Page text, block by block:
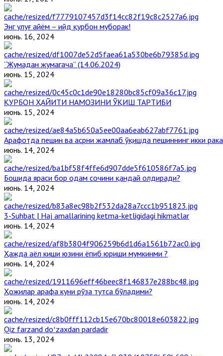
Энг улуғ айём – ийд қурбон муборак!
июнь. 16, 2024
“Жумадан жумагача” (14.06.2024)
июнь. 15, 2024
ҚУРБОН ҲАЙИТИ НАМОЗИНИ ЎҚИШ ТАРТИБИ
июнь. 15, 2024
Арафотда пешин ва асрни жамлаб ўқишда пешиннинг икки
июнь. 14, 2024
Бошида яраси бор одам сочини қандай олдиради?
июнь. 14, 2024
3-Suhbat | Haj amallarining ketma-ketligidagi hikmatlar
июнь. 14, 2024
Ҳажда аёл киши юзини ёпиб юриши мумкинми ?
июнь. 14, 2024
Ҳожилар арафа куни рўза тутса бўладими?
июнь. 14, 2024
Qiz farzand doʻzaxdan pardadir
июнь. 13, 2024